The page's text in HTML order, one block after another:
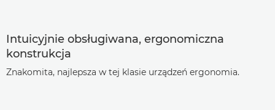
Intuicyjnie obsługiwana, ergonomiczna
konstrukcja
Znakomita, najlepsza w tej klasie urządzeń ergonomia.